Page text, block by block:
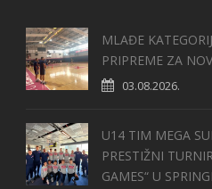
MLAĐE
PRIPREME ZA
03.08.2026.
U14 TIM MEGA
PRESTIŽNI
GAMES“ U